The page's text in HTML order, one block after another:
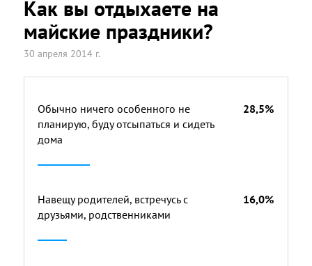
Как вы отдыхаете на
майские праздники?
30 апреля 2014 г.
Обычно ничего особенного не
планирую, буду отсыпаться и сидеть
дома
28,5%
Навещу родителей, встречусь с
друзьями, родственниками
16,0%